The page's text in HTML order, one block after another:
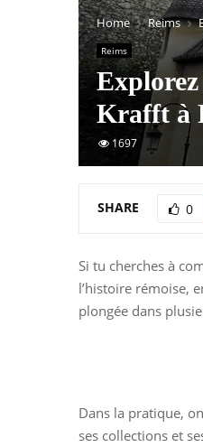
Home Reims
Reims
Krafft à
1697
SHARE 0
Si tu cherches à
l’histoire rémoise,
plongée dans
Dans la pratique,
ses collections et